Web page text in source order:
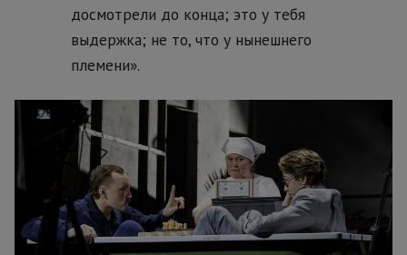
досмотрели до конца; это у тебя
выдержка; не то, что у нынешнего
племени».